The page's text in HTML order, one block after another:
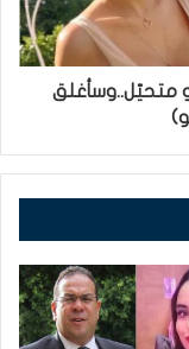
و متحيّل..وسأغلق